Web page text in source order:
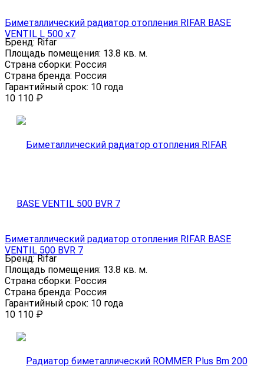
Биметаллический радиатор отопления RIFAR BASE
VENTIL L 500 x7
Бренд:Rifar
Площадь помещения: 13.8 кв. м.
Страна сборки: Россия
Страна бренда: Россия
Гарантийный срок: 10 года
10 110 ₽
Биметаллический радиатор отопления RIFAR BASE
VENTIL 500 BVR 7
Бренд:Rifar
Площадь помещения: 13.8 кв. м.
Страна сборки: Россия
Страна бренда: Россия
Гарантийный срок: 10 года
10 110 ₽